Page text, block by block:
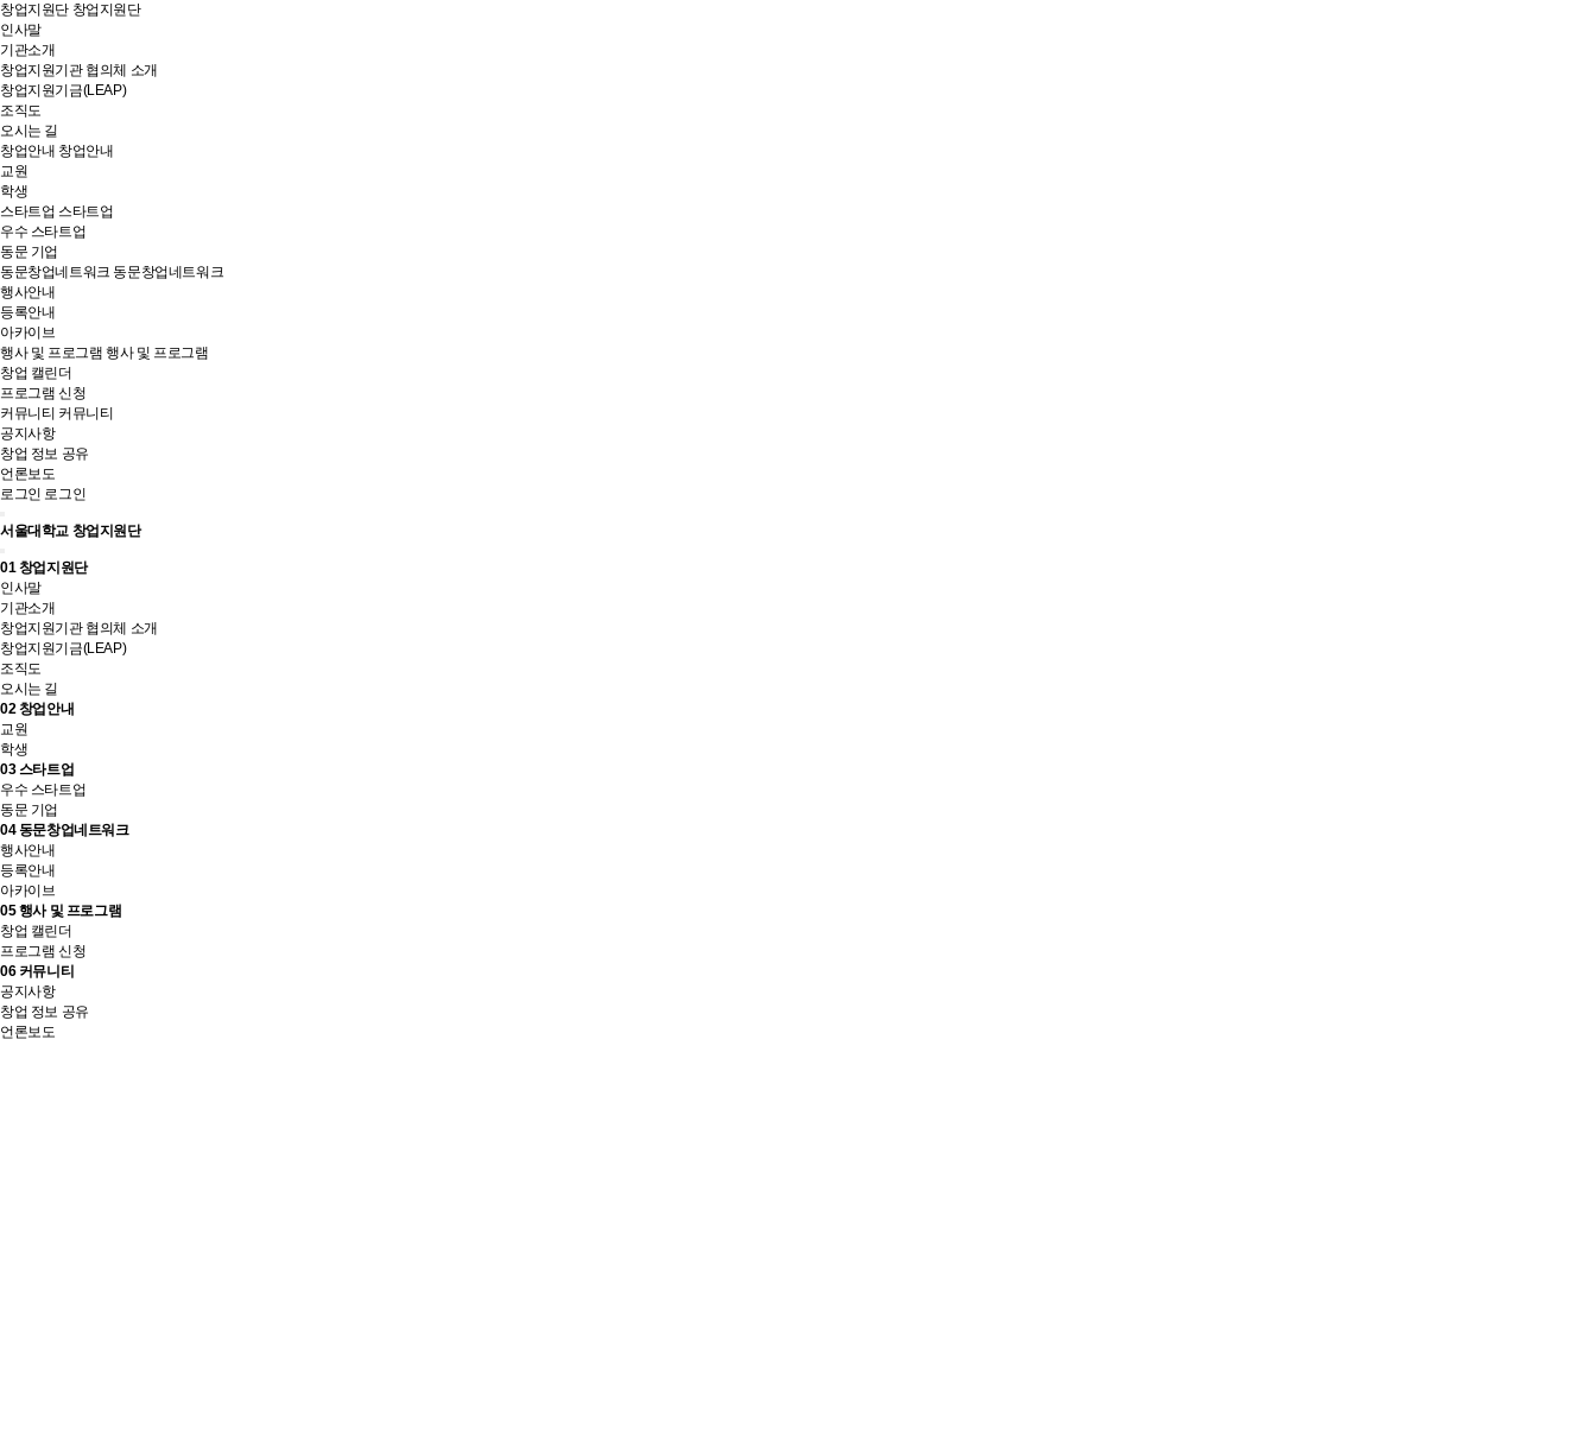
창업지원단 창업지원단
인사말
기관소개
창업지원기관 협의체 소개
창업지원기금(LEAP)
조직도
오시는 길
창업안내 창업안내
교원
학생
스타트업 스타트업
우수 스타트업
동문 기업
동문창업네트워크 동문창업네트워크
행사안내
등록안내
아카이브
행사 및 프로그램 행사 및 프로그램
창업 캘린더
프로그램 신청
커뮤니티 커뮤니티
공지사항
창업 정보 공유
언론보도
로그인 로그인
서울대학교 창업지원단
01창업지원단
인사말
기관소개
창업지원기관 협의체 소개
창업지원기금(LEAP)
조직도
오시는 길
02창업안내
교원
학생
03스타트업
우수 스타트업
동문 기업
04동문창업네트워크
행사안내
등록안내
아카이브
05행사 및 프로그램
창업 캘린더
프로그램 신청
06 커뮤니티
공지사항
창업 정보 공유
언론보도